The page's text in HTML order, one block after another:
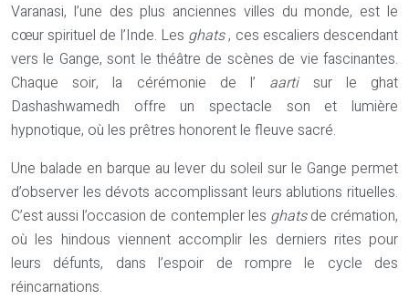
Varanasi, l’une des plus anciennes villes du monde, est le
cœur spirituel de l’Inde. Les ghats, ces escaliers descendant
vers le Gange, sont le théâtre de scènes de vie fascinantes.
Chaque soir, la cérémonie de l’ aarti sur le ghat
Dashashwamedh offre un spectacle son et lumière
hypnotique, où les prêtres honorent le fleuve sacré.
Une balade en barque au lever du soleil sur le Gange permet
d’observer les dévots accomplissant leurs ablutions rituelles.
C’est aussi l’occasion de contempler les ghatsde crémation,
où les hindous viennent accomplir les derniers rites pour
leurs défunts, dans l’espoir de rompre le cycle des
réincarnations.